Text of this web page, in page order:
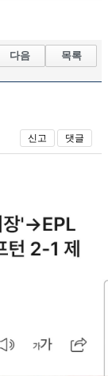
국내축구
다음 목록
신고 댓글